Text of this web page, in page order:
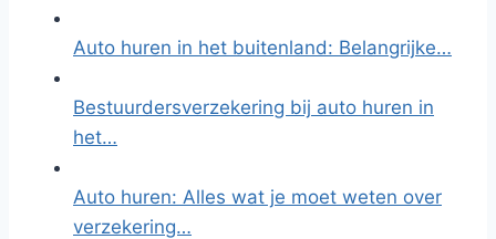
Auto huren in het buitenland: Belangrijke…
Bestuurdersverzekering bij auto huren in
het…
Auto huren: Alles wat je moet weten over
verzekering…